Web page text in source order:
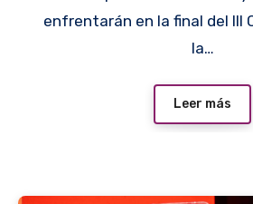
enfrentarán en la final del III
la…
Leer más